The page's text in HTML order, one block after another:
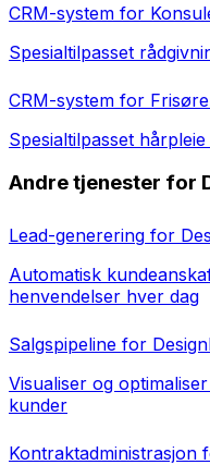
CRM-system for
Spesialtilpasset
CRM-system for
Spesialtilpasset
Andre tjenester for
Lead-generering for
Automatisk
henvendelser hver dag
Salgspipeline for
Visualiser og
kunder
Kontraktadministrasjon